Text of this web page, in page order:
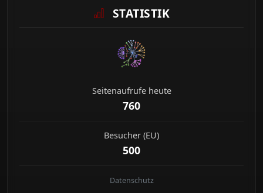
STATISTIK
Seitenaufrufe heute
760
Besucher (EU)
500
Datenschutz